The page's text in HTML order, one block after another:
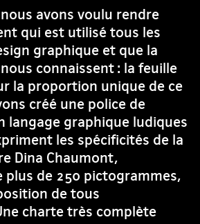
avons voulu rendre
qui est utilisé tous les
graphique et que la
connaissent : la feuille
la proportion unique de ce
créé une police de
langage graphique ludiques
les spécificités de la
Dina Chaumont,
plus de 250 pictogrammes,
de tous
charte très complète